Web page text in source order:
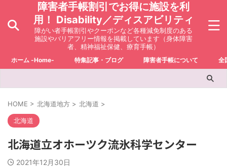
障害者手帳割引でお得に施設を利
用！ Disability／ディスアビリティ
障がい者手帳割引やクーポンなど各種減免制度のある
施設やバリアフリー情報を掲載しています（身体障害
者、精神福祉保健、療育手帳）
ホーム -Home- 特集記事・ブログ 障害者手帳について 全
HOME > 北海道地方 > 北海道 >
北海道
北海道立オホーツク流氷科学センター
2021年12月30日